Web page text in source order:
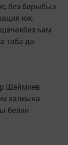
без барыбыз
юк.
һәм
таба да
Шәймиев
халкына
белән